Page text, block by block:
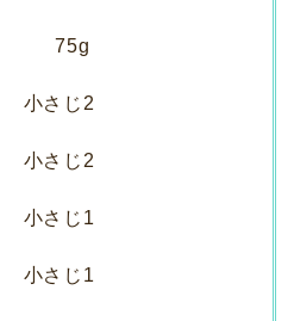
ト 75g
さじ2
じ2
1
じ1